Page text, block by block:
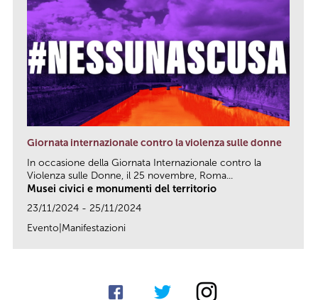
Giornata internazionale contro la violenza sulle donne
In occasione della Giornata Internazionale contro la
Violenza sulle Donne, il 25 novembre, Roma...
Musei civici e monumenti del territorio
23/11/2024 - 25/11/2024
Evento|Manifestazioni